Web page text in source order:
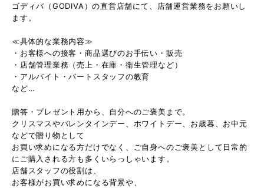
ゴディバ（GODIVA）の直営店舗にて、店舗運営業務をお願いし
ます。
≪具体的な業務内容≫
・お客様への接客・商品選びのお手伝い・販売
・店舗管理業務（売上・在庫・衛生管理など）
・アルバイト・パートスタッフの教育
など…
贈答・プレゼント用から、自分へのご褒美まで。
クリスマスやバレンタインデー、ホワイトデー、お歳暮、お中元
などで贈り物として
お買い求めになる方だけでなく、ご自身へのご褒美として日常的
にご購入される方も多くいらっしゃいます。
店舗スタッフの役割は、
お客様がお買い求めになる背景や、